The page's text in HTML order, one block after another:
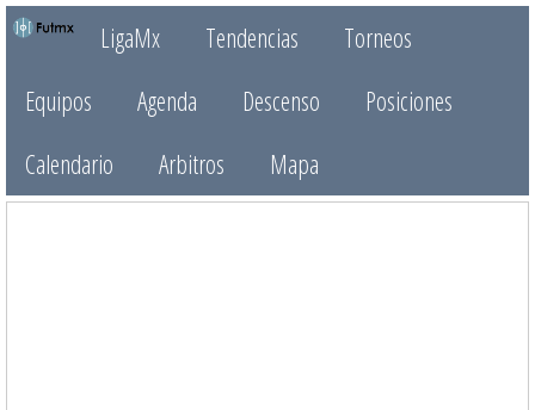
LigaMx Tendencias
Torneos
Equipos
Agenda Descenso
Posiciones
Calendario
Arbitros Mapa